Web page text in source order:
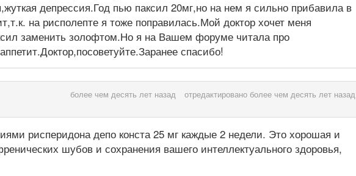
депрессия.Год пью паксил 20мг,но на нем я сильно прибавила в
на рисполепте я тоже поправилась.Мой доктор хочет меня
заменить золофтом.Но я на Вашем форуме читала про
спасибо!
более чем десять лет назад отредактировано более чем десять лет назад
рисперидона депо конста 25 мг каждые 2 недели. Это хорошая и
шубов и сохранения вашего интеллектуального здоровья,